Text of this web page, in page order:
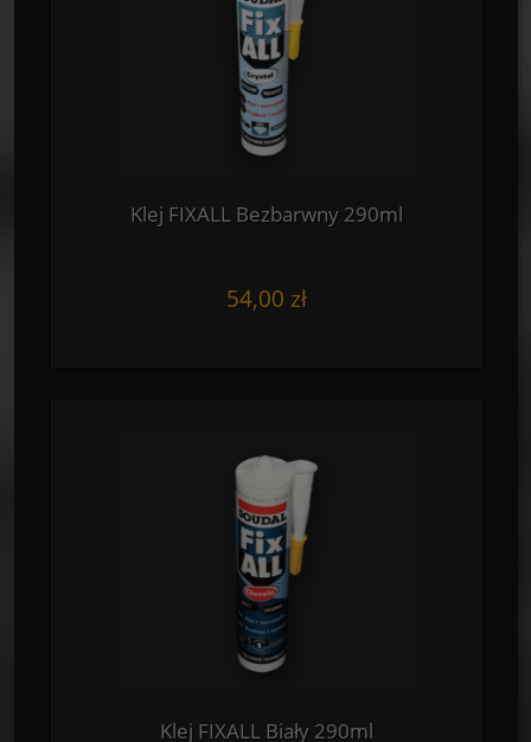
Klej FIXALL Bezbarwny 290ml
54,00 zł
Klej FIXALL Biały 290ml